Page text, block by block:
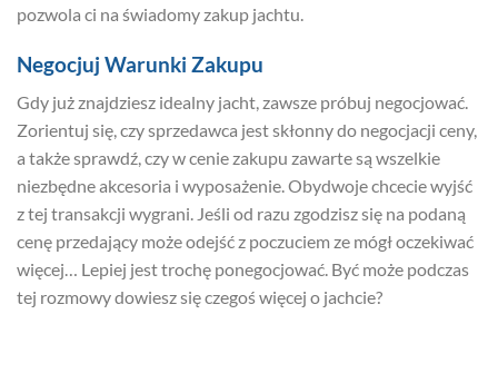
pozwola ci na świadomy zakup jachtu.
Negocjuj Warunki Zakupu
Gdy już znajdziesz idealny jacht, zawsze próbuj negocjować.
Zorientuj się, czy sprzedawca jest skłonny do negocjacji ceny,
a także sprawdź, czy w cenie zakupu zawarte są wszelkie
niezbędne akcesoria i wyposażenie. Obydwoje chcecie wyjść
z tej transakcji wygrani. Jeśli od razu zgodzisz się na podaną
cenę przedający może odejść z poczuciem ze mógł oczekiwać
więcej… Lepiej jest trochę ponegocjować. Być może podczas
tej rozmowy dowiesz się czegoś więcej o jachcie?